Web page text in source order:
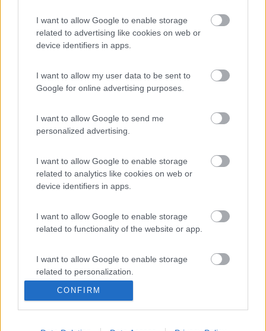
I want to allow Google to enable storage
related to advertising like cookies on web or
device identifiers in apps.
I want to allow my user data to be sent to
Google for online advertising purposes.
I want to allow Google to send me
personalized advertising.
I want to allow Google to enable storage
related to analytics like cookies on web or
device identifiers in apps.
I want to allow Google to enable storage
related to functionality of the website or app.
I want to allow Google to enable storage
related to personalization.
I want to allow Google to enable storage
functionality and fraud prevention, and other
CONFIRM
secondo voi può sostituire quello in fotografia, allegata nel
primo post?
102
Inserito il20/09/2021 alle:13:00:07
Dove lo vorresti montare ?, a volte ci sono limitazioni della
motherboard se vai sul sito della crucial selezionando marca e
modello del pc visualizza le memorie compatibili